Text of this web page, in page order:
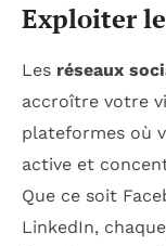
Exploiter
Les réseaux
accroître votre
plateformes où
active et
Que ce soit
LinkedIn,